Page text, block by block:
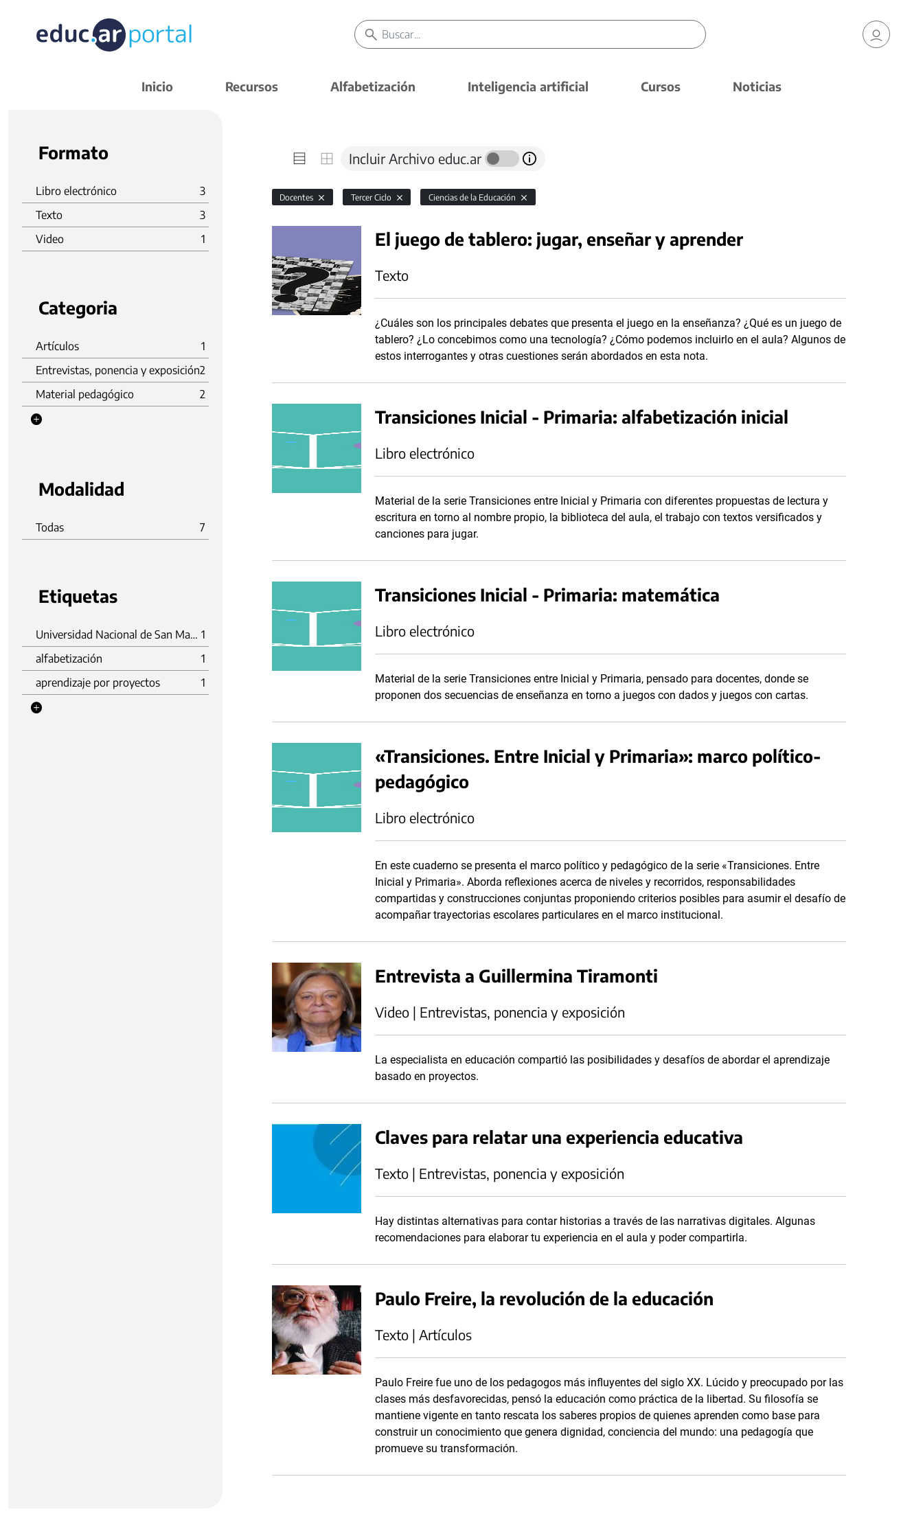
Inicio Recursos Alfabetización Inteligencia artificial Cursos Noticias
Formato
Libro electrónico
3
Texto
3
Video
1
Categoria
Artículos
1
Entrevistas, ponencia y exposición2
Material pedagógico
2
Modalidad
Todas 7
Etiquetas
Universidad Nacional de San Martín (Unsam) 1
alfabetización
1
aprendizaje por proyectos
1
Incluir Archivo educ.ar
Docentes Tercer Ciclo Ciencias de la Educación
El juego de tablero: jugar, enseñar y aprender
Texto
¿Cuáles son los principales debates que presenta el juego en la enseñanza? ¿Qué es un juego de
tablero? ¿Lo concebimos como una tecnología? ¿Cómo podemos incluirlo en el aula? Algunos de
estos interrogantes y otras cuestiones serán abordados en esta nota.
Transiciones Inicial - Primaria: alfabetización inicial
Libro electrónico
Material de la serie Transiciones entre Inicial y Primaria con diferentes propuestas de lectura y
escritura en torno al nombre propio, la biblioteca del aula, el trabajo con textos versificados y
canciones para jugar.
Transiciones Inicial - Primaria: matemática
Libro electrónico
Material de la serie Transiciones entre Inicial y Primaria, pensado para docentes, donde se
proponen dos secuencias de enseñanza en torno a juegos con dados y juegos con cartas.
«Transiciones. Entre Inicial y Primaria»: marco político-
pedagógico
Libro electrónico
En este cuaderno se presenta el marco político y pedagógico de la serie «Transiciones. Entre
Inicial y Primaria». Aborda reflexiones acerca de niveles y recorridos, responsabilidades
compartidas y construcciones conjuntas proponiendo criterios posibles para asumir el desafío de
acompañar trayectorias escolares particulares en el marco institucional.
Entrevista a Guillermina Tiramonti
Video | Entrevistas, ponencia y exposición
La especialista en educación compartió las posibilidades y desafíos de abordar el aprendizaje
basado en proyectos.
Claves para relatar una experiencia educativa
Texto | Entrevistas, ponencia y exposición
Hay distintas alternativas para contar historias a través de las narrativas digitales. Algunas
recomendaciones para elaborar tu experiencia en el aula y poder compartirla.
Paulo Freire, la revolución de la educación
Texto | Artículos
Paulo Freire fue uno de los pedagogos más influyentes del siglo XX. Lúcido y preocupado por las
clases más desfavorecidas, pensó la educación como práctica de la libertad. Su filosofía se
mantiene vigente en tanto rescata los saberes propios de quienes aprenden como base para
construir un conocimiento que genera dignidad, conciencia del mundo: una pedagogía que
promueve su transformación.